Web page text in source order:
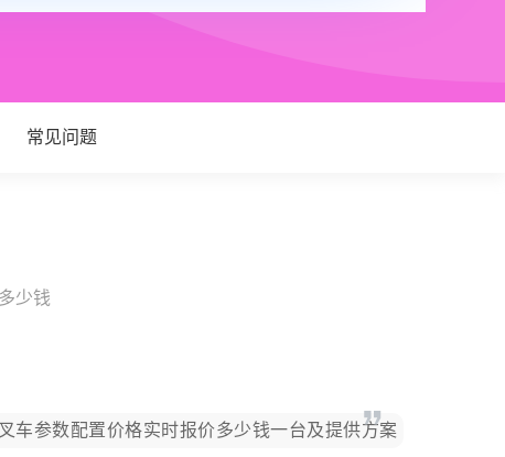
常见问题
少钱
车参数配置价格实时报价多少钱一台及提供方案